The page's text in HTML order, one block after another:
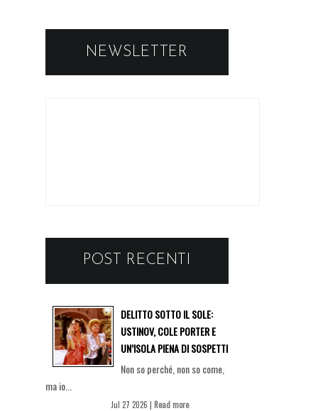
NEWSLETTER
POST RECENTI
DELITTO SOTTO IL SOLE:
USTINOV, COLE PORTER E
UN’ISOLA PIENA DI SOSPETTI
Non so perché, non so come,
ma io...
Jul 27 2026 | Read more